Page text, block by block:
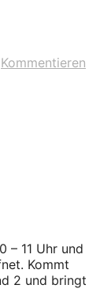
Kommentieren
– 11 Uhr und
Kommt
2 und bringt